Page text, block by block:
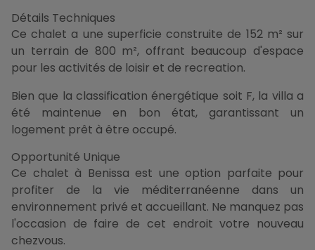
Détails Techniques
Ce chalet a une superficie construite de 152 m² sur
un terrain de 800 m², offrant beaucoup d'espace
pour les activités de loisir et de recreation.
Bien que la classification énergétique soit F, la villa a
été maintenue en bon état, garantissant un
logement prêt à être occupé.
Opportunité Unique
Ce chalet à Benissa est une option parfaite pour
profiter de la vie méditerranéenne dans un
environnement privé et accueillant. Ne manquez pas
l'occasion de faire de cet endroit votre nouveau
chezvous.